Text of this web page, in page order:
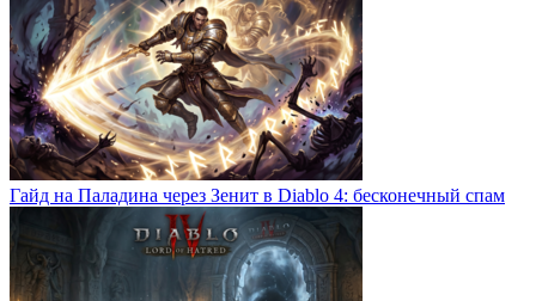
Гайд на Паладина через Зенит в Diablo 4: бесконечный спам